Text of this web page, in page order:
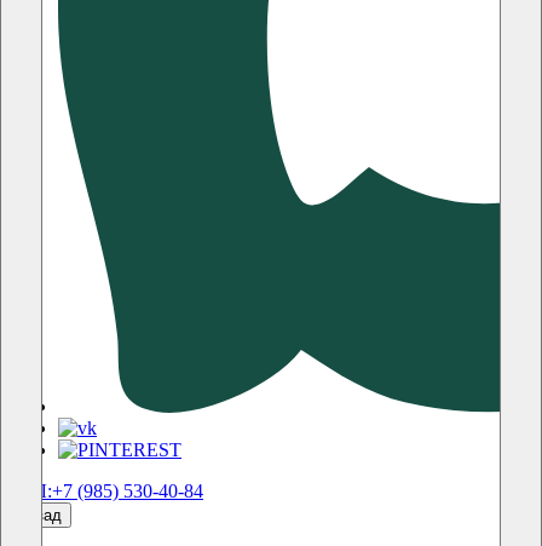
ТЕЛ:+7 (985) 530-40-84
назад